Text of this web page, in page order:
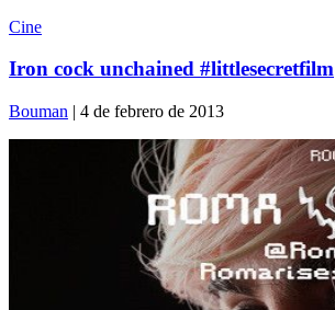
Cine
Iron cock unchained #littlesecretfilm
Bouman | 4 de febrero de 2013